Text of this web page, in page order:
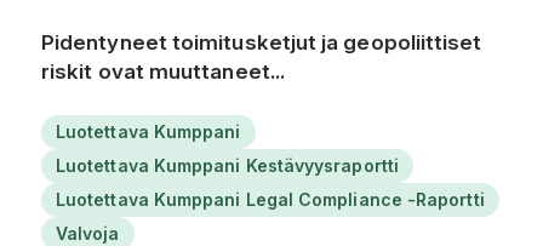
Pidentyneet toimitusketjut ja geopoliittiset
riskit ovat muuttaneet...
Luotettava Kumppani
Luotettava Kumppani Kestävyysraportti
Luotettava Kumppani Legal Compliance -raportti
Valvoja